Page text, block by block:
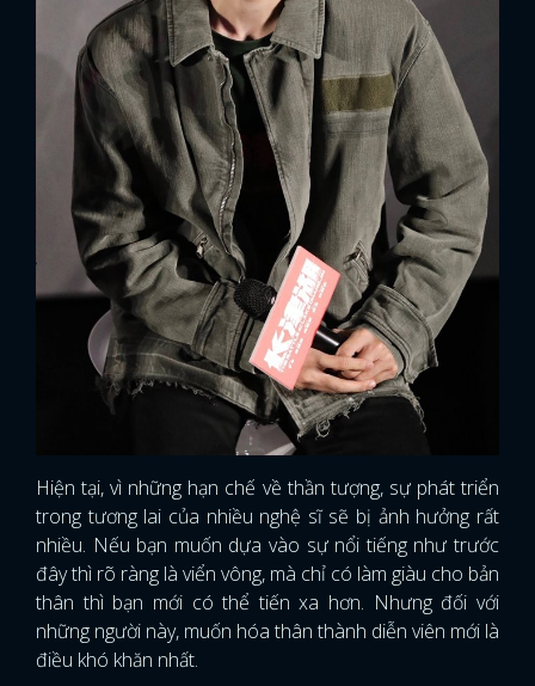
Hiện tại, vì những hạn chế về thần tượng, sự phát triển
trong tương lai của nhiều nghệ sĩ sẽ bị ảnh hưởng rất
nhiều. Nếu bạn muốn dựa vào sự nổi tiếng như trước
đây thì rõ ràng là viển vông, mà chỉ có làm giàu cho bản
thân thì bạn mới có thể tiến xa hơn. Nhưng đối với
những người này, muốn hóa thân thành diễn viên mới là
điều khó khăn nhất.